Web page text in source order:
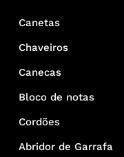
Canetas
Chaveiros
Canecas
Bloco de notas
Cordões
Abridor de Garrafa